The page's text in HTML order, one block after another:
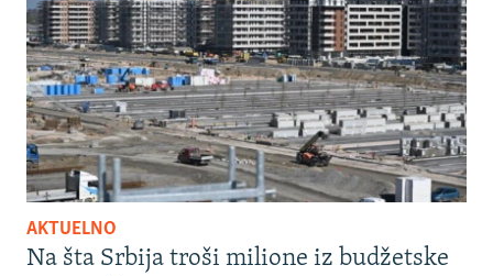
AKTUELNO
Na šta Srbija troši milione iz budžetske